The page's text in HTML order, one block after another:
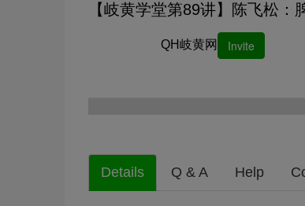
【岐黄学堂第89讲】陈飞松：
QH岐黄网 Invite
Details Q & A Help